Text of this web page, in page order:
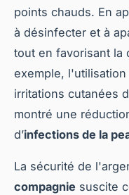
points chauds. En
à désinfecter et à
tout en favorisant la
exemple,
irritations cutanées
montré une
d’infections de la
La sécurité de
compagnie suscite